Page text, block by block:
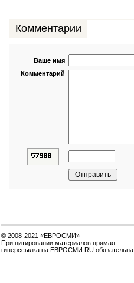
Комментарии
Ваше имя
Комментарий
© 2008-2021 «ЕВРОСМИ»
При цитировании материалов прямая
гиперссылка на ЕВРОСМИ.RU обязательна.